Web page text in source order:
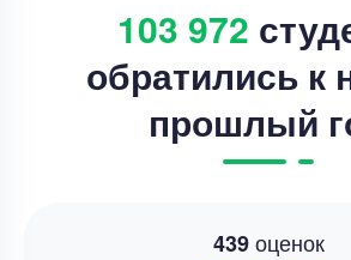
103 972
обратились к
прошлый
439оценок